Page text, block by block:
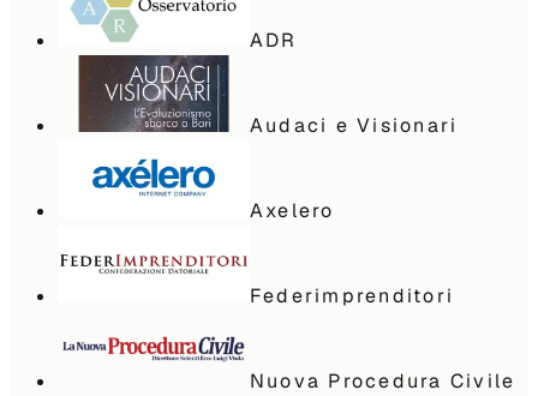
ADR
Audaci e Visionari
Axelero
Federimprenditori
Nuova Procedura Civile